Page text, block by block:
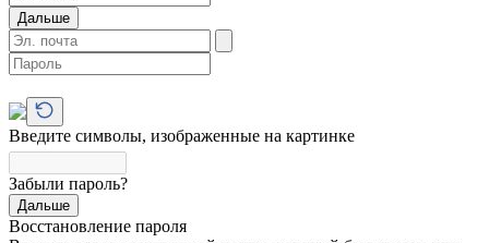
Дальше
Введите символы, изображенные на картинке
Забыли пароль?
Дальше
Восстановление пароля